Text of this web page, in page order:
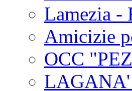
Lamezia -
Amicizie
OCC
LAGANA'